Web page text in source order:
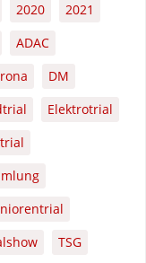
2020
2021
ADAC
DM
Elektrotrial
TSG